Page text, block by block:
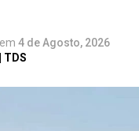
em 4 de Agosto, 2026
TDS